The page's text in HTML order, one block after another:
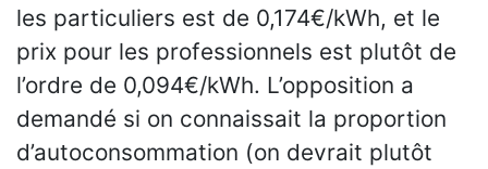
les particuliers est de 0,174€/kWh, et le
prix pour les professionnels est plutôt de
l’ordre de 0,094€/kWh. L’opposition a
demandé si on connaissait la proportion
d’autoconsommation (on devrait plutôt